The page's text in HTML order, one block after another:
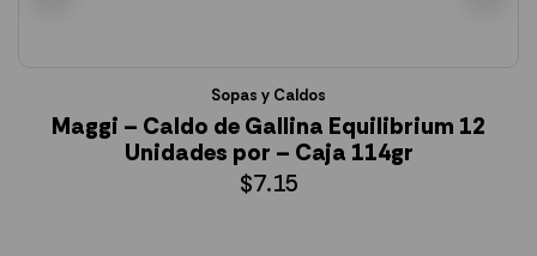
Sopas y Caldos
Maggi – Caldo de Gallina Equilibrium 12
Unidades por – Caja 114gr
$7.15